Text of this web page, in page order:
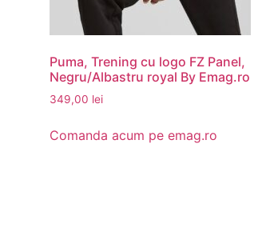
Puma, Trening cu logo FZ Panel,
Negru/Albastru royal By Emag.ro
349,00 lei
Comanda acum pe emag.ro